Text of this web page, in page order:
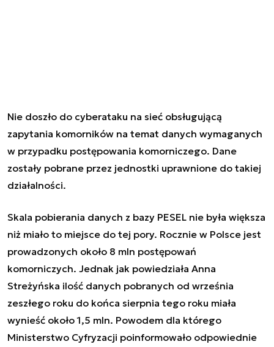
Nie doszło do cyberataku na sieć obsługującą
zapytania komorników na temat danych wymaganych
w przypadku postępowania komorniczego. Dane
zostały pobrane przez jednostki uprawnione do takiej
działalności.
Skala pobierania danych z bazy PESEL nie była większa
niż miało to miejsce do tej pory. Rocznie w Polsce jest
prowadzonych około 8 mln postępowań
komorniczych. Jednak jak powiedziała Anna
Streżyńska ilość danych pobranych od września
zeszłego roku do końca sierpnia tego roku miała
wynieść około 1,5 mln. Powodem dla którego
Ministerstwo Cyfryzacji poinformowało odpowiednie